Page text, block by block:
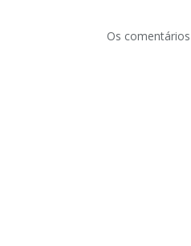
Os